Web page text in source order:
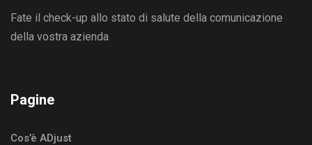
Fate il check-up allo stato di salute della comunicazione
della vostra azienda
Pagine
Cos’è ADjust